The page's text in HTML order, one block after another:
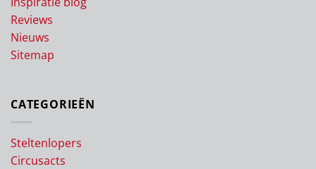
Reviews
Nieuws
Sitemap
CATEGORIEËN
Steltenlopers
Circusacts